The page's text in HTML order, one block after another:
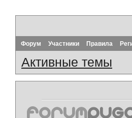
Форум Участники Правила
Активные темы